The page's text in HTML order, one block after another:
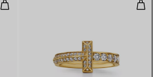
Wire Ehering mit Diamanten in
T